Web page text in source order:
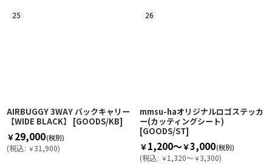
25
AIRBUGGY 3WAY バックキャリー
【WIDE BLACK】
[GOODS/KB]
￥29,000(税別)
(税込: ￥31,900)
26
mmsu-haオリジナルロゴステッカ
ー(カッティングシート)
[GOODS/ST]
￥1,200～￥3,000(税別)
(税込: ￥1,320～￥3,300)